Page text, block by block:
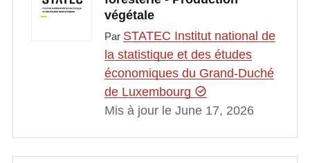
végétale
Par STATEC Institut national de
la statistique et des études
économiques du Grand-Duché
de Luxembourg
Mis à jour le June 17, 2026